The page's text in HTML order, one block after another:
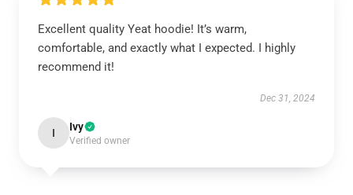
Excellent quality Yeat hoodie! It’s warm,
comfortable, and exactly what I expected. I highly
recommend it!
Dec 31, 2024
I Ivy
Verified owner